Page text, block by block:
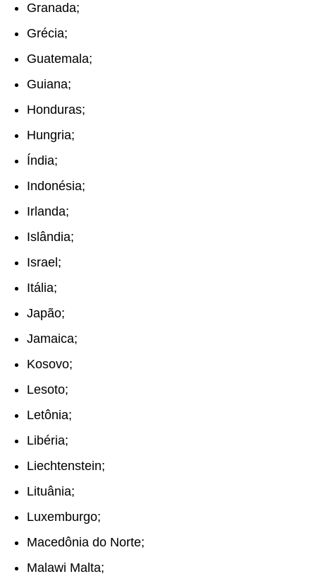
Granada;
Grécia;
Guatemala;
Guiana;
Honduras;
Hungria;
Índia;
Indonésia;
Irlanda;
Islândia;
Israel;
Itália;
Japão;
Jamaica;
Kosovo;
Lesoto;
Letônia;
Libéria;
Liechtenstein;
Lituânia;
Luxemburgo;
Macedônia do Norte;
Malawi Malta;